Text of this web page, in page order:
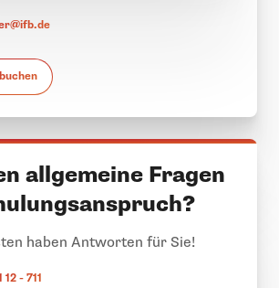
allgemeine Fragen
haben Antworten für Sie!
- 711